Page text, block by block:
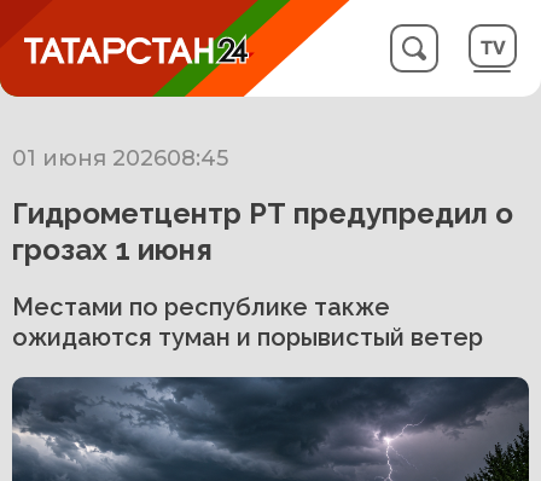
01 июня 202608:45
Гидрометцентр РТ предупредил о
грозах 1 июня
Местами по республике также
ожидаются туман и порывистый ветер